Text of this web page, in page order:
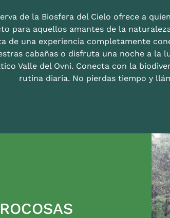
de la Biosfera del Cielo ofrece a
para aquellos amantes de la
de una experiencia completamente
cabañas o disfruta una noche a la
Valle del Ovni. Conecta con la
rutina diaria. No pierdas tiempo y